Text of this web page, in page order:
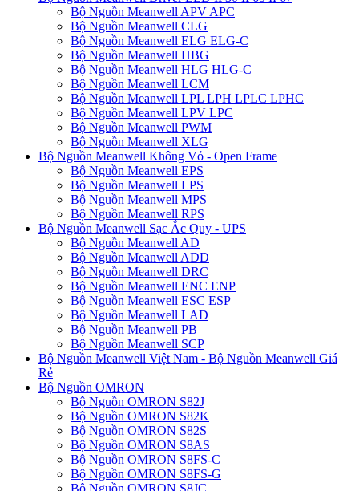
Bộ Nguồn Meanwell APV APC
Bộ Nguồn Meanwell CLG
Bộ Nguồn Meanwell ELG ELG-C
Bộ Nguồn Meanwell HBG
Bộ Nguồn Meanwell HLG HLG-C
Bộ Nguồn Meanwell LCM
Bộ Nguồn Meanwell LPL LPH LPLC LPHC
Bộ Nguồn Meanwell LPV LPC
Bộ Nguồn Meanwell PWM
Bộ Nguồn Meanwell XLG
Bộ Nguồn Meanwell Không Vỏ - Open Frame
Bộ Nguồn Meanwell EPS
Bộ Nguồn Meanwell LPS
Bộ Nguồn Meanwell MPS
Bộ Nguồn Meanwell RPS
Bộ Nguồn Meanwell Sạc Ắc Quy - UPS
Bộ Nguồn Meanwell AD
Bộ Nguồn Meanwell ADD
Bộ Nguồn Meanwell DRC
Bộ Nguồn Meanwell ENC ENP
Bộ Nguồn Meanwell ESC ESP
Bộ Nguồn Meanwell LAD
Bộ Nguồn Meanwell PB
Bộ Nguồn Meanwell SCP
Bộ Nguồn Meanwell Việt Nam - Bộ Nguồn Meanwell Giá
Rẻ
Bộ Nguồn OMRON
Bộ Nguồn OMRON S82J
Bộ Nguồn OMRON S82K
Bộ Nguồn OMRON S82S
Bộ Nguồn OMRON S8AS
Bộ Nguồn OMRON S8FS-C
Bộ Nguồn OMRON S8FS-G
Bộ Nguồn OMRON S8JC